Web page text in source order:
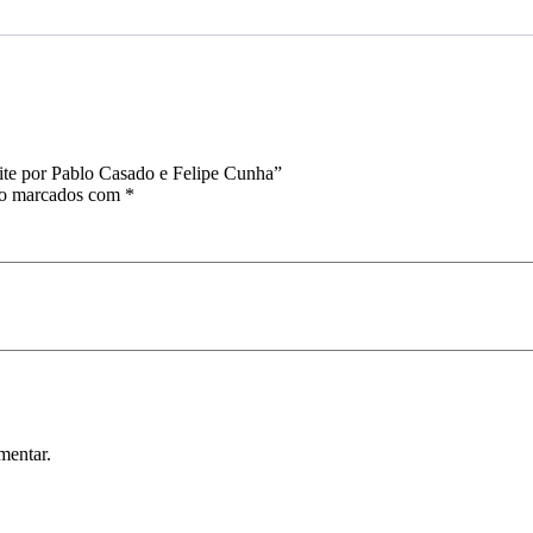
por Pablo Casado e Felipe Cunha”
marcados com *